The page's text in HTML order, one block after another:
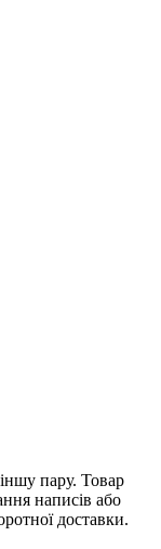
пару. Товар
написів або
доставки.